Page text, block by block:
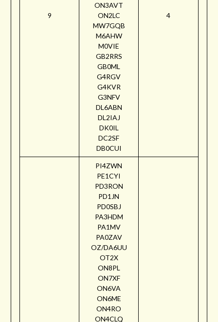
9
ON3AVT
ON2LC
MW7GQB
M6AHW
M0VIE
GB2RRS
GB0ML
G4RGV
G4KVR
G3NFV
DL6ABN
DL2IAJ
DK0IL
DC2SF
DB0CUI
4
PI4ZWN
PE1CYI
PD3RON
PD1JN
PD0SBJ
PA3HDM
PA1MV
PA0ZAV
OZ/DA6UU
OT2X
ON8PL
ON7XF
ON6VA
ON6ME
ON4RO
ON4CLQ